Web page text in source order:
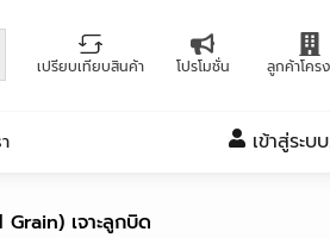
เปรียบเทียบสินค้า โปรโมชั่น ลูกค้าโคร
เข้าสู่ระ
เจาะลูกบิด